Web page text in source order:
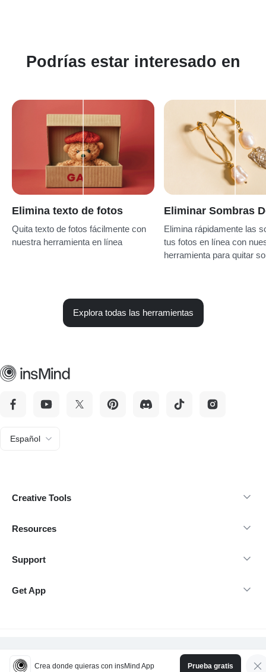
Podrías estar interesado en
Elimina texto de fotos
Quita texto de fotos fácilmente con
nuestra herramienta en línea
Eliminar Sombras
Elimina rápidamente las
tus fotos en línea con
herramienta para quitar
Explora todas las herramientas
Español
Creative Tools
Resources
Support
Get App
Derechos de autor 2026 insMind-Todos los derechos reservados.
Crea donde quieras con insMind App Prueba gratis